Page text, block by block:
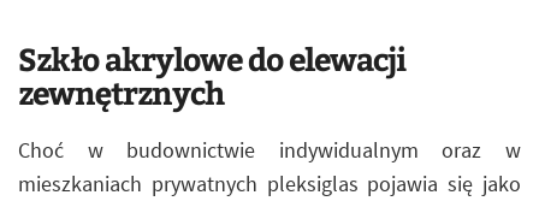
Szkło akrylowe do elewacji
zewnętrznych
Choć w budownictwie indywidualnym oraz w
mieszkaniach prywatnych pleksiglas pojawia się jako